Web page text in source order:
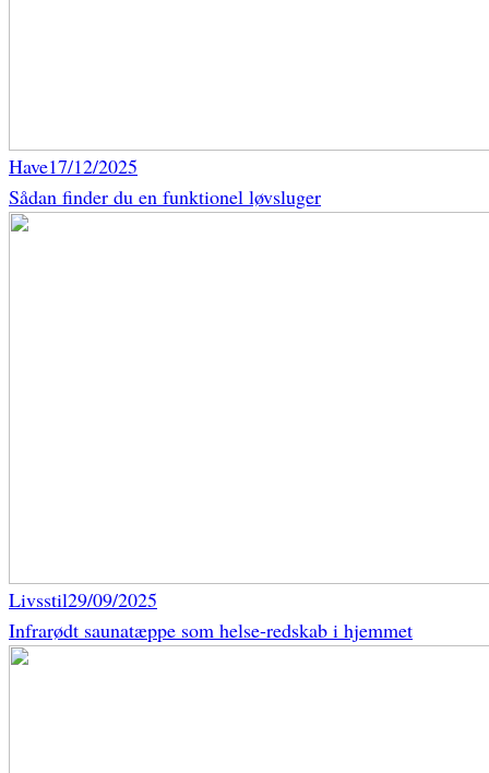
Have17/12/2025
Sådan finder du en funktionel løvsluger
Livsstil29/09/2025
Infrarødt saunatæppe som helse-redskab i hjemmet